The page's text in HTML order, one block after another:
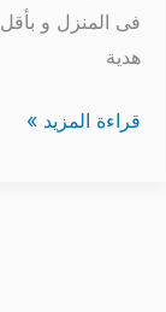
فى المنزل و
هدية
رسم
أشكال
حروف
قراءة المزيد »